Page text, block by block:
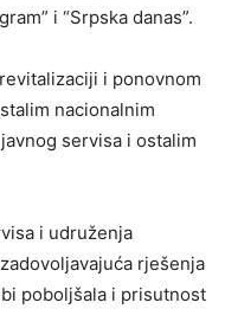
i “Srpska danas”.
i ponovnom
nacionalnim
servisa i ostalim
i udruženja
rješenja
poboljšala i prisutnost